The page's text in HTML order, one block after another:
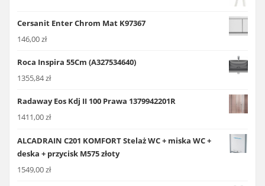
Cersanit Enter Chrom Mat K97367
146,00zł
Roca Inspira 55Cm (A327534640)
1355,84zł
Radaway Eos Kdj II 100 Prawa 1379942201R
1411,00zł
ALCADRAIN C201 KOMFORT Stelaż WC + miska WC +
deska + przycisk M575 złoty
1549,00zł